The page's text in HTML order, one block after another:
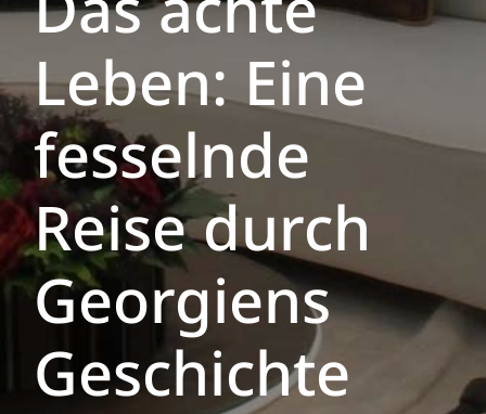
Leben: Eine
fesselnde
Reise durch
Georgiens
Geschichte